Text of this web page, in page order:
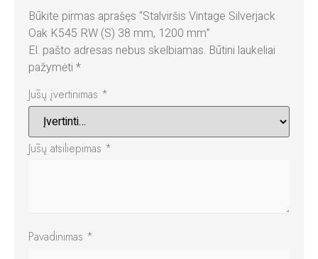
Būkite pirmas aprašęs “Stalviršis Vintage Silverjack
Oak K545 RW (S) 38 mm, 1200 mm”
El. pašto adresas nebus skelbiamas. Būtini laukeliai
pažymėti *
Jūsų įvertinimas *
Jūsų atsiliepimas *
Pavadinimas *